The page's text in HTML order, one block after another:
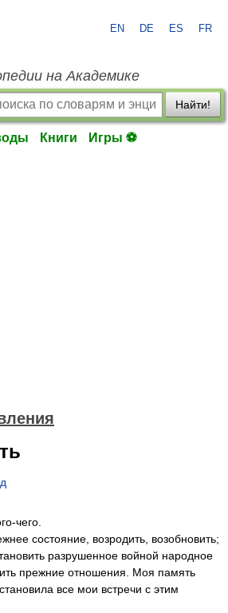
EN DE ES FR
на Академике
Найти!
Книги Игры ⚽
чего.
состояние, возродить, возобновить;
разрушенное войной народное
прежние отношения. Моя память
все мои встречи с этим